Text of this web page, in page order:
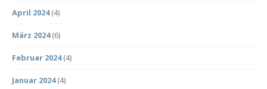
April 2024(4)
März 2024(6)
Februar 2024(4)
Januar 2024(4)